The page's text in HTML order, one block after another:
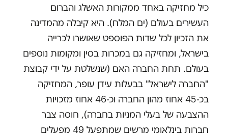
כיל מחזיקה באחד ממקורות האשלג והברום
העשירים בעולם (ים המלח). היא קיבלה מהמדינה
את הזכיון לכל שדות הפוספט שאושרו לכרייה
בישראל, ומחזיקה גם במכרות בסין ומקומות נוספים
בעולם. תחת החברה האם (שנשלטת על ידי קבוצת
"החברה לישראל" בבעלות עידן עופר, המחזיקה
בכ-45 אחוז מהון החברה וכ-46 אחוז מזכויות
ההצבעה של בעלי המניות בחברה), חוסה צבר
חברות בינלאומי מרשים שמתפעל 49 מפעלים